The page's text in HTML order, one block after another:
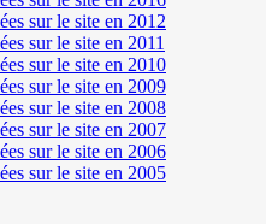
sur le site en 2012
sur le site en 2011
sur le site en 2010
sur le site en 2009
sur le site en 2008
sur le site en 2007
sur le site en 2006
sur le site en 2005